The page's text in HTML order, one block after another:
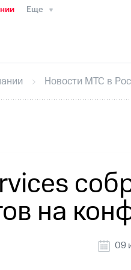
Еще
Интервью
секретарь
кабинет акционера
Новости МТС в
на
09